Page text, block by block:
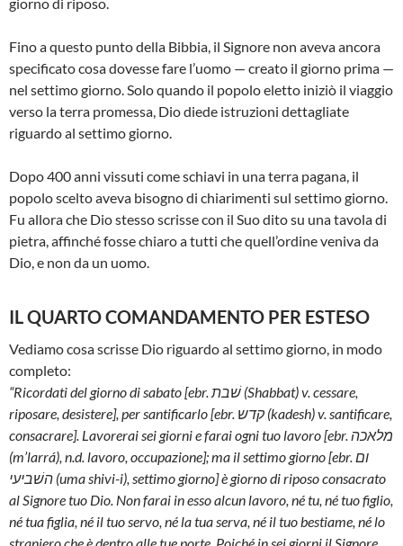
Fino a questo punto della Bibbia, il Signore non aveva ancora
specificato cosa dovesse fare l’uomo — creato il giorno prima —
nel settimo giorno. Solo quando il popolo eletto iniziò il viaggio
verso la terra promessa, Dio diede istruzioni dettagliate
riguardo al settimo giorno.
Dopo 400 anni vissuti come schiavi in una terra pagana, il
popolo scelto aveva bisogno di chiarimenti sul settimo giorno.
Fu allora che Dio stesso scrisse con il Suo dito su una tavola di
pietra, affinché fosse chiaro a tutti che quell’ordine veniva da
Dio, e non da un uomo.
IL QUARTO COMANDAMENTO PER ESTESO
Vediamo cosa scrisse Dio riguardo al settimo giorno, in modo
completo:
“Ricordati del giorno di sabato [ebr. שׁבת (Shabbat) v. cessare,
riposare, desistere], per santificarlo [ebr. קדש (kadesh) v. santificare,
consacrare]. Lavorerai sei giorni e farai ogni tuo lavoro [ebr. מלאכה
(m’larrá), n.d. lavoro, occupazione]; ma il settimo giorno [ebr. ום
השׁביעי (uma shivi-i), settimo giorno] è giorno di riposo consacrato
al Signore tuo Dio. Non farai in esso alcun lavoro, né tu, né tuo figlio,
né tua figlia, né il tuo servo, né la tua serva, né il tuo bestiame, né lo